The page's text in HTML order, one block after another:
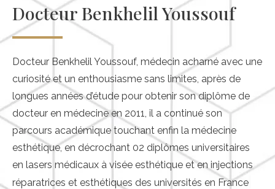
Docteur Benkhelil Youssouf
Docteur Benkhelil Youssouf, médecin acharné avec une
curiosité et un enthousiasme sans limites, après de
longues années d’étude pour obtenir son diplôme de
docteur en médecine en 2011, il a continué son
parcours académique touchant enfin la médecine
esthétique, en décrochant 02 diplômes universitaires
en lasers médicaux à visée esthétique et en injections
réparatrices et esthétiques des universités en France